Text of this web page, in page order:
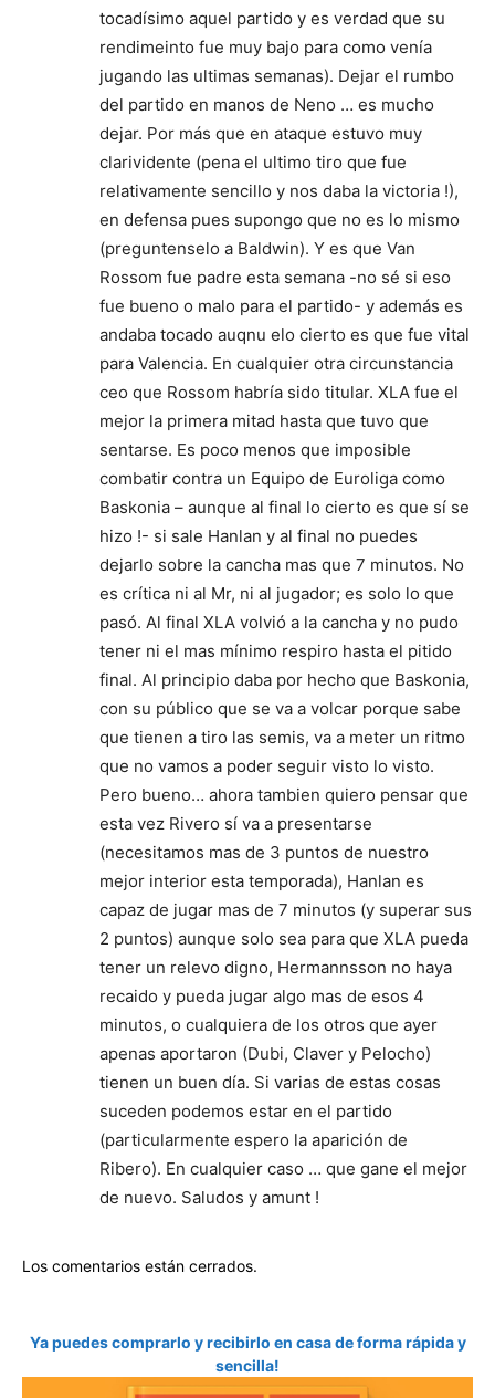
tocadísimo aquel partido y es verdad que su
rendimeinto fue muy bajo para como venía
jugando las ultimas semanas). Dejar el rumbo
del partido en manos de Neno … es mucho
dejar. Por más que en ataque estuvo muy
clarividente (pena el ultimo tiro que fue
relativamente sencillo y nos daba la victoria !),
en defensa pues supongo que no es lo mismo
(preguntenselo a Baldwin). Y es que Van
Rossom fue padre esta semana -no sé si eso
fue bueno o malo para el partido- y además es
andaba tocado auqnu elo cierto es que fue vital
para Valencia. En cualquier otra circunstancia
ceo que Rossom habría sido titular. XLA fue el
mejor la primera mitad hasta que tuvo que
sentarse. Es poco menos que imposible
combatir contra un Equipo de Euroliga como
Baskonia – aunque al final lo cierto es que sí se
hizo !- si sale Hanlan y al final no puedes
dejarlo sobre la cancha mas que 7 minutos. No
es crítica ni al Mr, ni al jugador; es solo lo que
pasó. Al final XLA volvió a la cancha y no pudo
tener ni el mas mínimo respiro hasta el pitido
final. Al principio daba por hecho que Baskonia,
con su público que se va a volcar porque sabe
que tienen a tiro las semis, va a meter un ritmo
que no vamos a poder seguir visto lo visto.
Pero bueno… ahora tambien quiero pensar que
esta vez Rivero sí va a presentarse
(necesitamos mas de 3 puntos de nuestro
mejor interior esta temporada), Hanlan es
capaz de jugar mas de 7 minutos (y superar sus
2 puntos) aunque solo sea para que XLA pueda
tener un relevo digno, Hermannsson no haya
recaido y pueda jugar algo mas de esos 4
minutos, o cualquiera de los otros que ayer
apenas aportaron (Dubi, Claver y Pelocho)
tienen un buen día. Si varias de estas cosas
suceden podemos estar en el partido
(particularmente espero la aparición de
Ribero). En cualquier caso … que gane el mejor
de nuevo. Saludos y amunt !
Los comentarios están cerrados.
Ya puedes comprarlo y recibirlo en casa de forma rápida y
sencilla!